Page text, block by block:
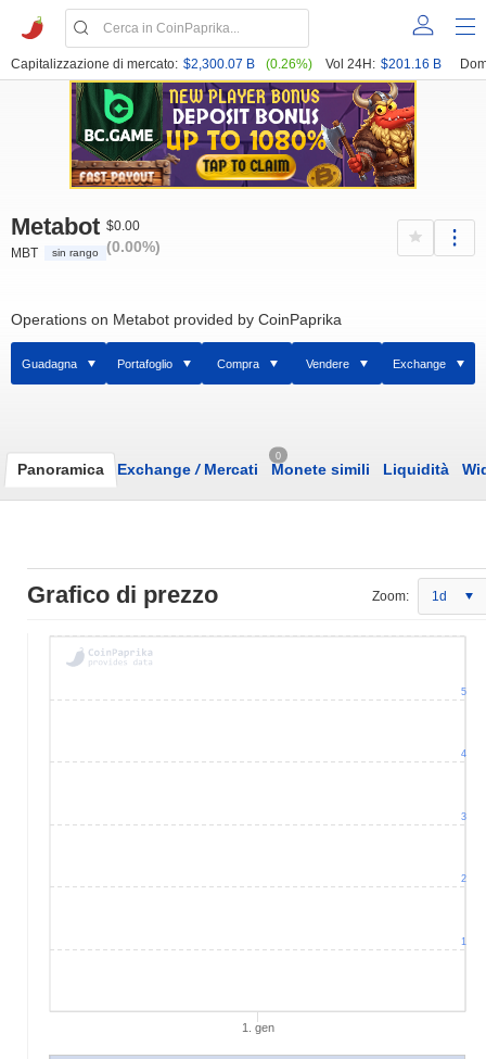
Capitalizzazione di mercato: $2,300.07 B (0.26%) Vol 24H: $201.16 B
Metabot
MBT sin rango
$0.00
(0.00%)
Operations on Metabot provided by CoinPaprika
Guadagna Portafoglio Compra Vendere Exchange
Panoramica Exchange /Mercati
0
Monete simili Liquidità
Grafico di prezzo Zoom: 1d
1. gen
1
2
3
4
5